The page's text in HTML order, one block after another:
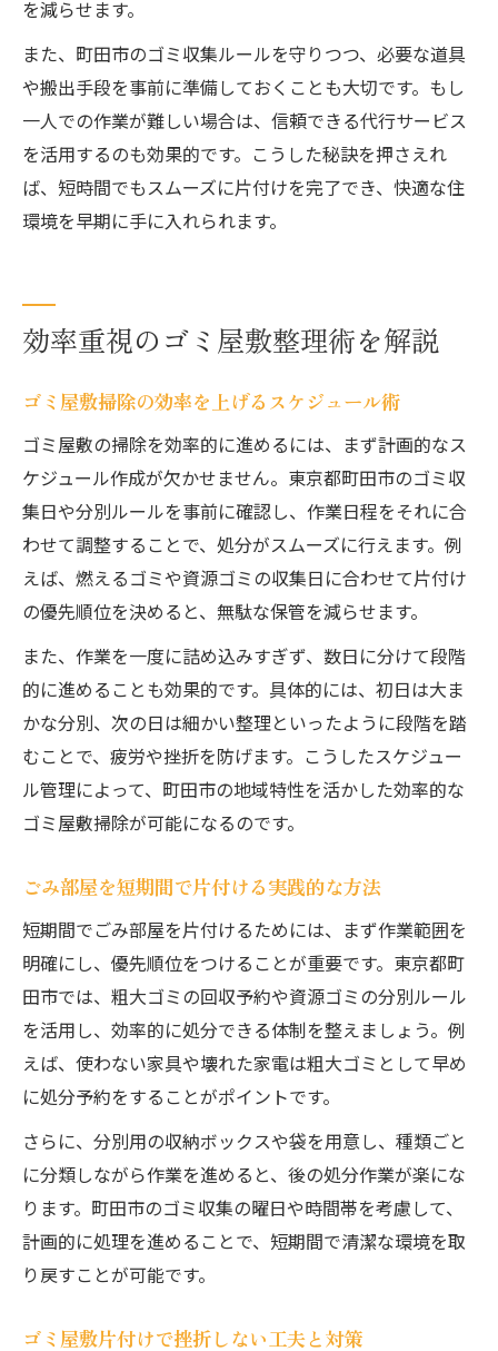
を減らせます。
また、町田市のゴミ収集ルールを守りつつ、必要な道具
や搬出手段を事前に準備しておくことも大切です。もし
一人での作業が難しい場合は、信頼できる代行サービス
を活用するのも効果的です。こうした秘訣を押さえれ
ば、短時間でもスムーズに片付けを完了でき、快適な住
環境を早期に手に入れられます。
効率重視のゴミ屋敷整理術を解説
ゴミ屋敷掃除の効率を上げるスケジュール術
ゴミ屋敷の掃除を効率的に進めるには、まず計画的なス
ケジュール作成が欠かせません。東京都町田市のゴミ収
集日や分別ルールを事前に確認し、作業日程をそれに合
わせて調整することで、処分がスムーズに行えます。例
えば、燃えるゴミや資源ゴミの収集日に合わせて片付け
の優先順位を決めると、無駄な保管を減らせます。
また、作業を一度に詰め込みすぎず、数日に分けて段階
的に進めることも効果的です。具体的には、初日は大ま
かな分別、次の日は細かい整理といったように段階を踏
むことで、疲労や挫折を防げます。こうしたスケジュー
ル管理によって、町田市の地域特性を活かした効率的な
ゴミ屋敷掃除が可能になるのです。
ごみ部屋を短期間で片付ける実践的な方法
短期間でごみ部屋を片付けるためには、まず作業範囲を
明確にし、優先順位をつけることが重要です。東京都町
田市では、粗大ゴミの回収予約や資源ゴミの分別ルール
を活用し、効率的に処分できる体制を整えましょう。例
えば、使わない家具や壊れた家電は粗大ゴミとして早め
に処分予約をすることがポイントです。
さらに、分別用の収納ボックスや袋を用意し、種類ごと
に分類しながら作業を進めると、後の処分作業が楽にな
ります。町田市のゴミ収集の曜日や時間帯を考慮して、
計画的に処理を進めることで、短期間で清潔な環境を取
り戻すことが可能です。
ゴミ屋敷片付けで挫折しない工夫と対策